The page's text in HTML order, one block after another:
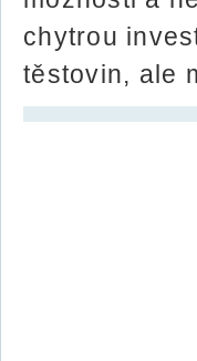
chytrou
těstovin, ale